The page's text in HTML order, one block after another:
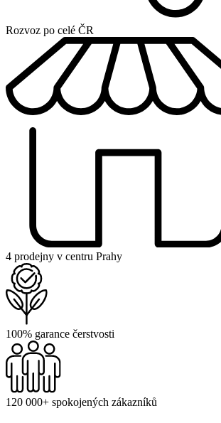
Rozvoz po celé ČR
4 prodejny v centru Prahy
100% garance čerstvosti
120 000+ spokojených zákazníků